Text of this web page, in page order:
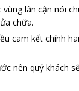
lân cận nói
chữa.
cam kết chính
nên quý khách